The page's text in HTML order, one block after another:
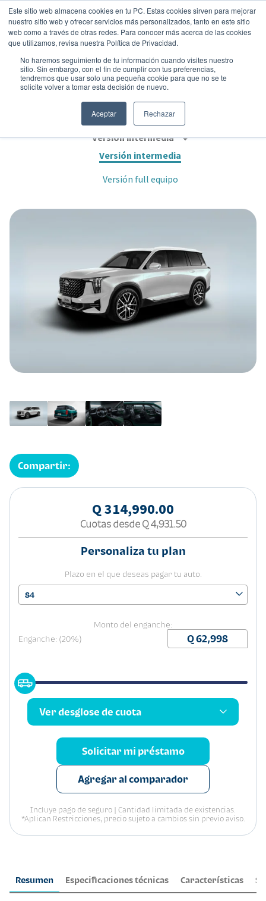
Este sitio web almacena cookies en tu PC. Estas cookies sirven para mejorar
nuestro sitio web y ofrecer servicios más personalizados, tanto en este sitio
web como a través de otras redes. Para conocer más acerca de las cookies
que utilizamos, revisa nuestra Política de Privacidad.
No haremos seguimiento de tu información cuando visites nuestro
sitio. Sin embargo, con el fin de cumplir con tus preferencias,
tendremos que usar solo una pequeña cookie para que no se te
solicite volver a tomar esta decisión de nuevo.
Aceptar Rechazar
GAC GS8 GT 4X2
Gasolina
Versión intermedia
Versión intermedia
Versión full equipo
Resumen Especificaciones técnicas Características
Compartir:
Q 314,990.00
Cuotas desde Q 4,931.50
Personaliza tu plan
Plazo en el que deseas pagar tu auto.
84
Monto del enganche:
Enganche: (20%)
Ver desglose de cuota
Solicitar mi préstamo
Agregar al comparador
Incluye pago de seguro | Cantidad limitada de existencias.
*Aplican Restricciones, precio sujeto a cambios sin previo aviso.